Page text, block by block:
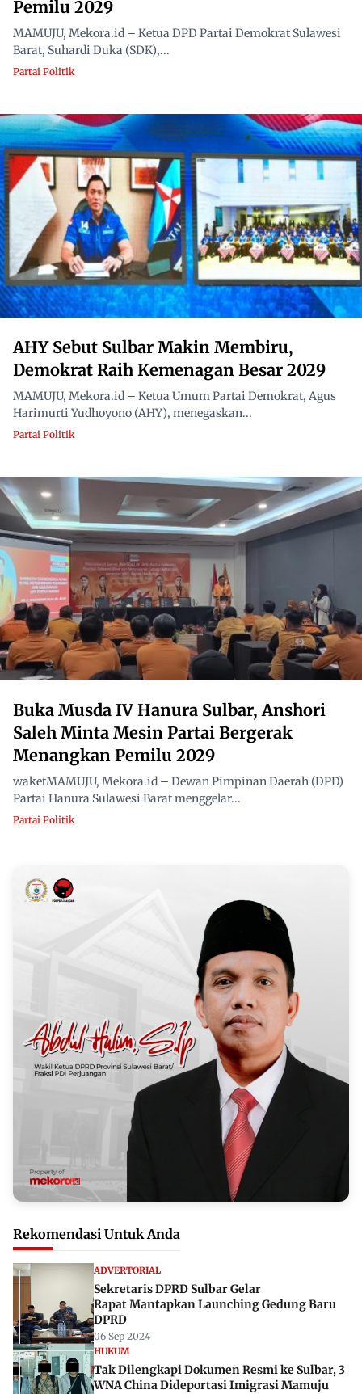
Pemilu 2029
MAMUJU, Mekora.id – Ketua DPD Partai Demokrat Sulawesi
Barat, Suhardi Duka (SDK),...
Partai Politik
AHY Sebut Sulbar Makin Membiru,
Demokrat Raih Kemenagan Besar 2029
MAMUJU, Mekora.id – Ketua Umum Partai Demokrat, Agus
Harimurti Yudhoyono (AHY), menegaskan...
Partai Politik
Buka Musda IV Hanura Sulbar, Anshori
Saleh Minta Mesin Partai Bergerak
Menangkan Pemilu 2029
waketMAMUJU, Mekora.id – Dewan Pimpinan Daerah (DPD)
Partai Hanura Sulawesi Barat menggelar...
Partai Politik
Rekomendasi Untuk Anda
ADVERTORIAL
Sekretaris DPRD Sulbar Gelar
Rapat Mantapkan Launching Gedung Baru
DPRD
06 Sep 2024
HUKUM
Tak Dilengkapi Dokumen Resmi ke Sulbar, 3
WNA China Dideportasi Imigrasi Mamuju